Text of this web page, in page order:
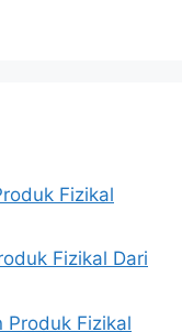
Fizikal
Fizikal Dari
Produk Fizikal